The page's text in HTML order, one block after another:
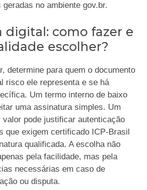
geradas no ambiente gov.br.
digital: como fazer e
escolher?
determine para quem o documento
risco ele representa e se há
Um termo interno de baixo
uma assinatura simples. Um
valor pode justificar autenticação
que exigem certificado ICP-Brasil
qualificada. A escolha não
pela facilidade, mas pela
necessárias em caso de
ou disputa.